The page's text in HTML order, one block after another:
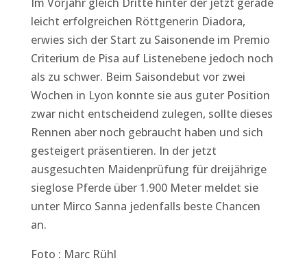
leicht erfolgreichen Röttgenerin Diadora,
erwies sich der Start zu Saisonende im Premio
Criterium de Pisa auf Listenebene jedoch noch
als zu schwer. Beim Saisondebut vor zwei
Wochen in Lyon konnte sie aus guter Position
zwar nicht entscheidend zulegen, sollte dieses
Rennen aber noch gebraucht haben und sich
gesteigert präsentieren. In der jetzt
ausgesuchten Maidenprüfung für dreijährige
sieglose Pferde über 1.900 Meter meldet sie
unter Mirco Sanna jedenfalls beste Chancen
an.
Foto : Marc Rühl